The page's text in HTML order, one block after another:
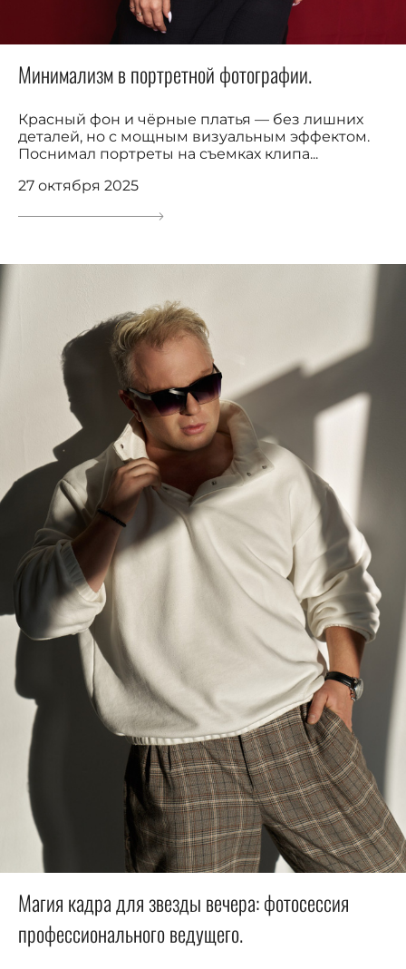
Минимализм в портретной фотографии.
Красный фон и чёрные платья — без лишних
деталей, но с мощным визуальным эффектом.
Поснимал портреты на съемках клипа...
27 октября 2025
Магия кадра для звезды вечера: фотосессия
профессионального ведущего.